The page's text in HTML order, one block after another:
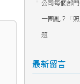
公司每個部
一團亂？「
題
最新留言